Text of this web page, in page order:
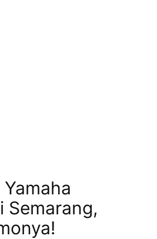
Semarang,